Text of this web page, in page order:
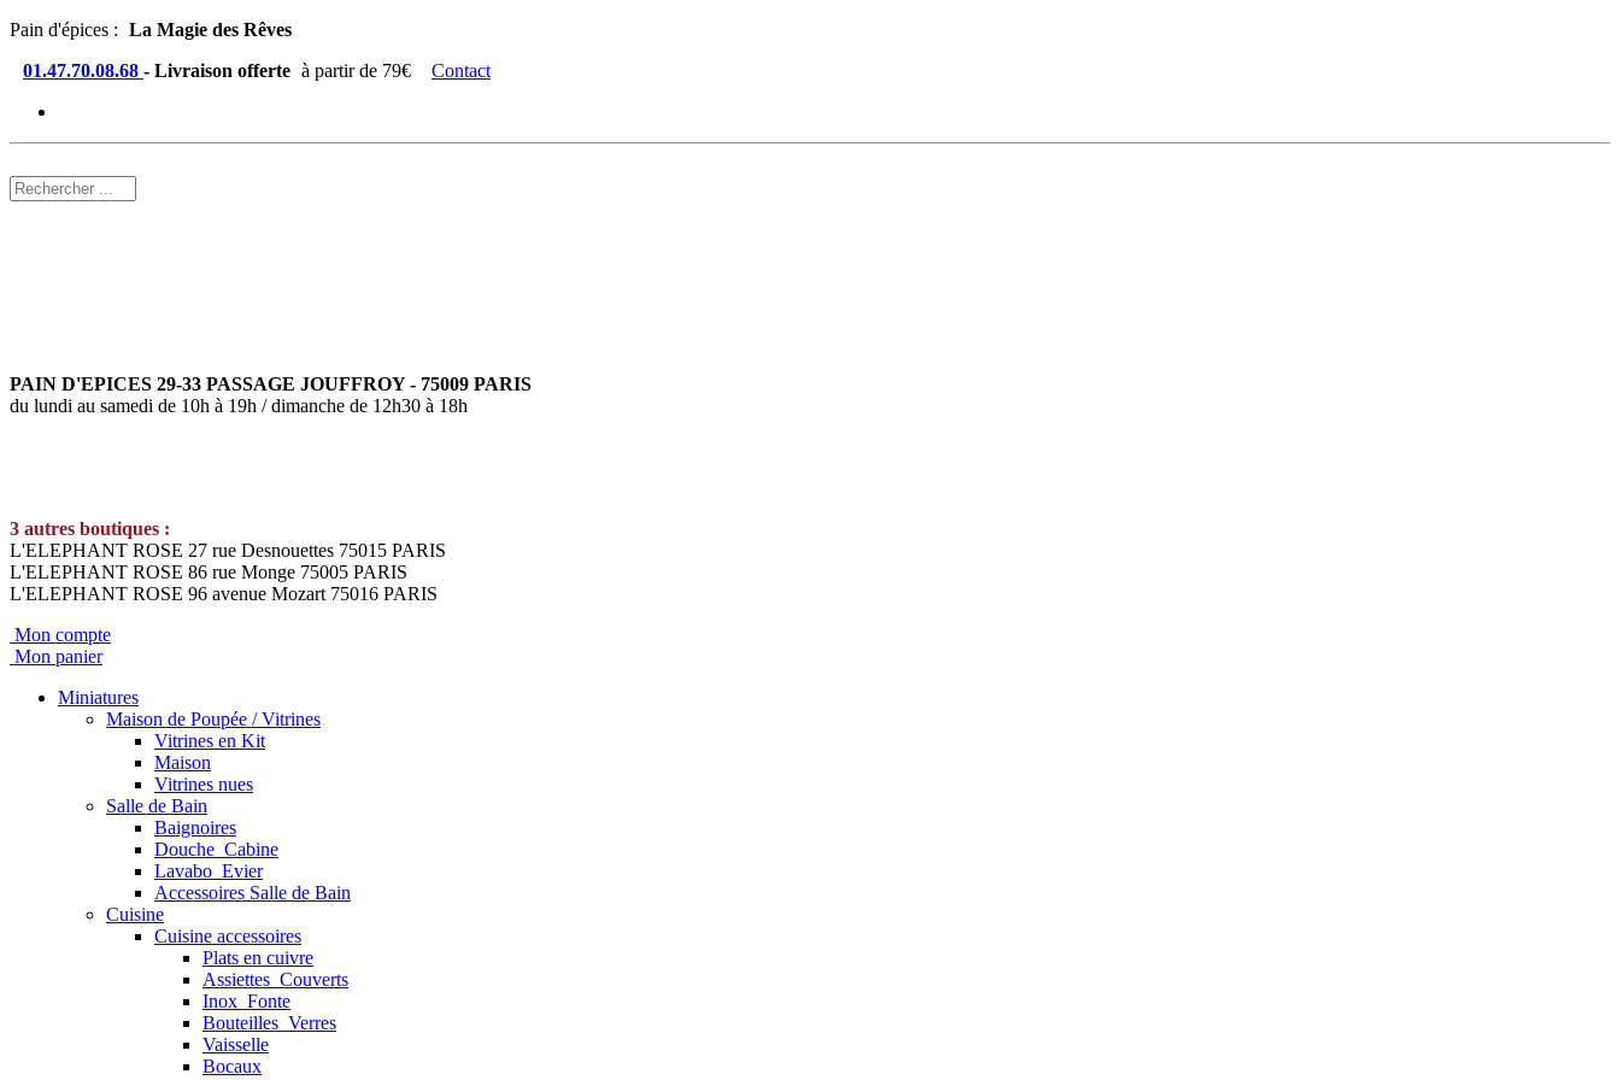
Pain d'épices : La Magie des Rêves
01.47.70.08.68 - Livraison offerte à partir de 79€ Contact
PAIN D'EPICES 29-33 PASSAGE JOUFFROY - 75009 PARIS
du lundi au samedi de 10h à 19h / dimanche de 12h30 à 18h
3 autres boutiques :
L'ELEPHANT ROSE 27 rue Desnouettes 75015 PARIS
L'ELEPHANT ROSE 86 rue Monge 75005 PARIS
L'ELEPHANT ROSE 96 avenue Mozart 75016 PARIS
Mon compte
Mon panier
Miniatures
Maison de Poupée / Vitrines
Vitrines en Kit
Maison
Vitrines nues
Salle de Bain
Baignoires
Douche_Cabine
Lavabo_Evier
Accessoires Salle de Bain
Cuisine
Cuisine accessoires
Plats en cuivre
Assiettes_Couverts
Inox_Fonte
Bouteilles_Verres
Vaisselle
Bocaux